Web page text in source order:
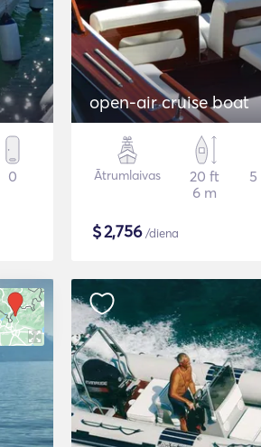
0
open-air cruise boat
Ātrumlaivas
20 ft
6 m
$2,756/diena